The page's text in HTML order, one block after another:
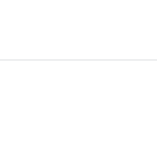
mogelijk publiek te laten
onderhoud van het terrein
biedt u dan ook een